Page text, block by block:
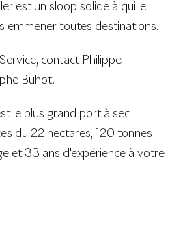
est un sloop solide à quille
emmener toutes destinations.
contact Philippe
Buhot.
le plus grand port à sec
du 22 hectares, 120 tonnes
et 33 ans d'expérience à votre